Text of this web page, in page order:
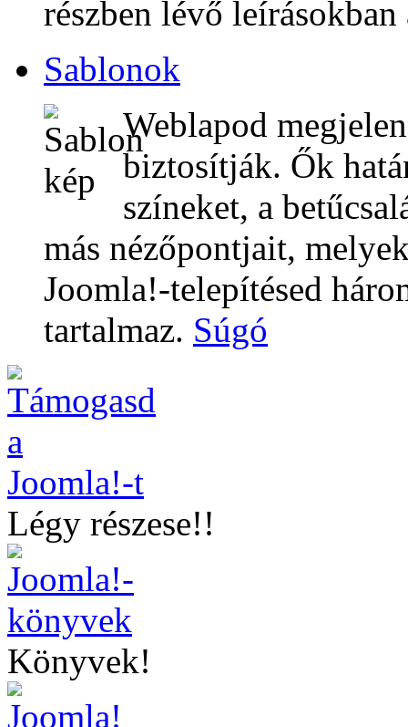
részben lévő
Sablonok
Weblapod
biztosítják. Ők
színeket, a
más nézőpontjait,
Joomla!-telepítésed
tartalmaz. Súgó
Légy részese!!
Könyvek!